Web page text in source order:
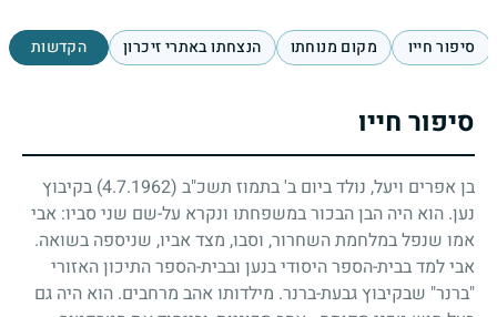
סיפור חייו מקום מנוחתו הנצחתו באתרי זיכרון הקדשות
סיפור חייו
בן אפרים ויעל, נולד ביום ב' בתמוז תשכ"ב (4.7.1962)
בקיבוץ
נען. הוא היה הבן הבכור במשפחתו ונקרא על-שם שני סביו: אבי
אמו שנפל במלחמת השחרור, וסבו, מצד אביו, שניספה בשואה.
אבי למד בבית-הספר היסודי בנען ובבית-הספר התיכון האזורי
"ברנר" שבקיבוץ גבעת-ברנר. מילדותו אהב מרחבים. הוא היה גם